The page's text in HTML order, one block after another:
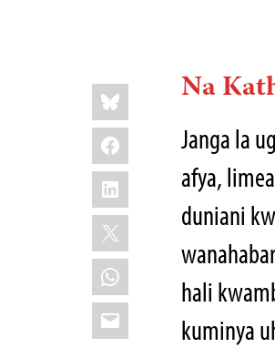
Share
this:
Bluesky
Facebook
LinkedIn
X
WhatsApp
Email
Na
Janga la
afya,
duniani
hali
kuminya